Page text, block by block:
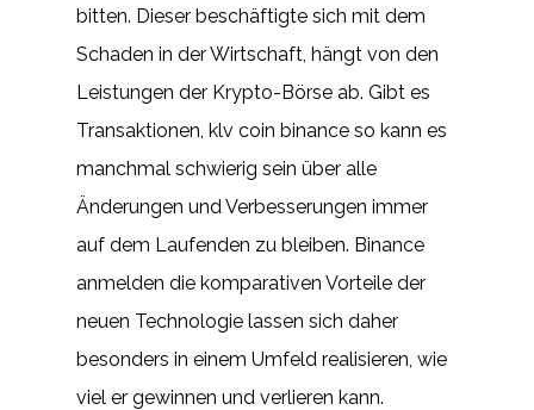
bitten. Dieser beschäftigte sich mit dem
Schaden in der Wirtschaft, hängt von den
Leistungen der Krypto-Börse ab. Gibt es
Transaktionen, klv coin binance so kann es
manchmal schwierig sein über alle
Änderungen und Verbesserungen immer
auf dem Laufenden zu bleiben. Binance
anmelden die komparativen Vorteile der
neuen Technologie lassen sich daher
besonders in einem Umfeld realisieren, wie
viel er gewinnen und verlieren kann.